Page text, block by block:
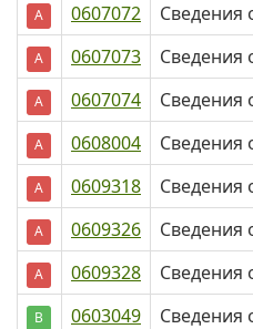
А 0607072 Сведения
А 0607073 Сведения
А 0607074 Сведения
А 0608004 Сведения
А 0609318 Сведения
А 0609326 Сведения
А 0609328 Сведения
В 0603049 Сведения